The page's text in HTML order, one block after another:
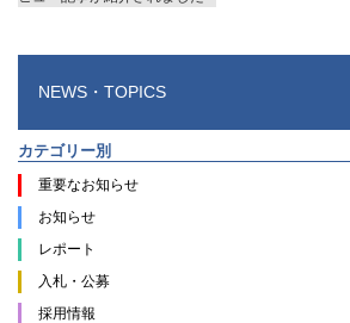
NEWS・TOPICS
カテゴリー別
重要なお知らせ
お知らせ
レポート
入札・公募
採用情報